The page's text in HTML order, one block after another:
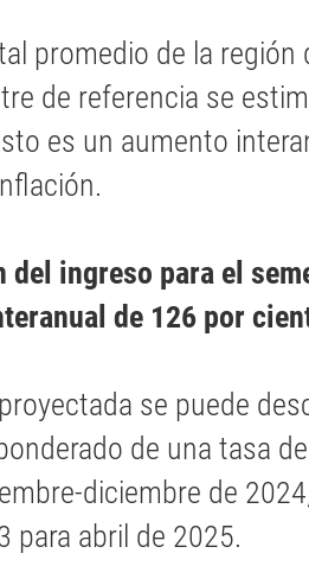
promedio de la región
de referencia se
es un aumento
del ingreso para el
de 126 por
se puede
de una tasa
diciembre de
para abril de 2025.